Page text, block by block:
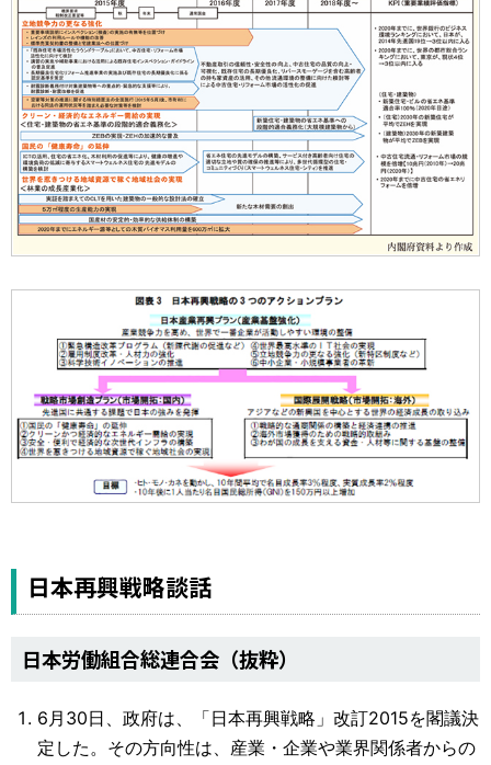
日本再興戦略談話
日本労働組合総連合会（抜粋）
6月30日、政府は、「日本再興戦略」改訂2015を閣議決
定した。その方向性は、産業・企業や業界関係者からの